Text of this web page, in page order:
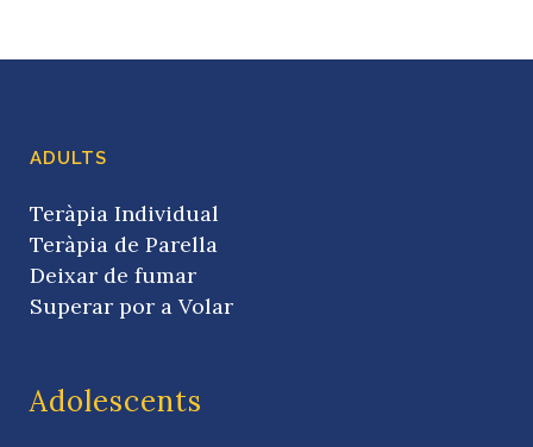
ADULTS
Teràpia Individual
Teràpia de Parella
Deixar de fumar
Superar por a Volar
Adolescents